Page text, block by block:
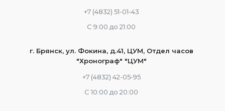
+7 (4832) 51-01-43
С 9:00 до 21:00
г. Брянск, ул. Фокина, д.41, ЦУМ, Отдел часов
"Хронограф" "ЦУМ"
+7 (4832) 42-05-95
С 10:00 до 20:00